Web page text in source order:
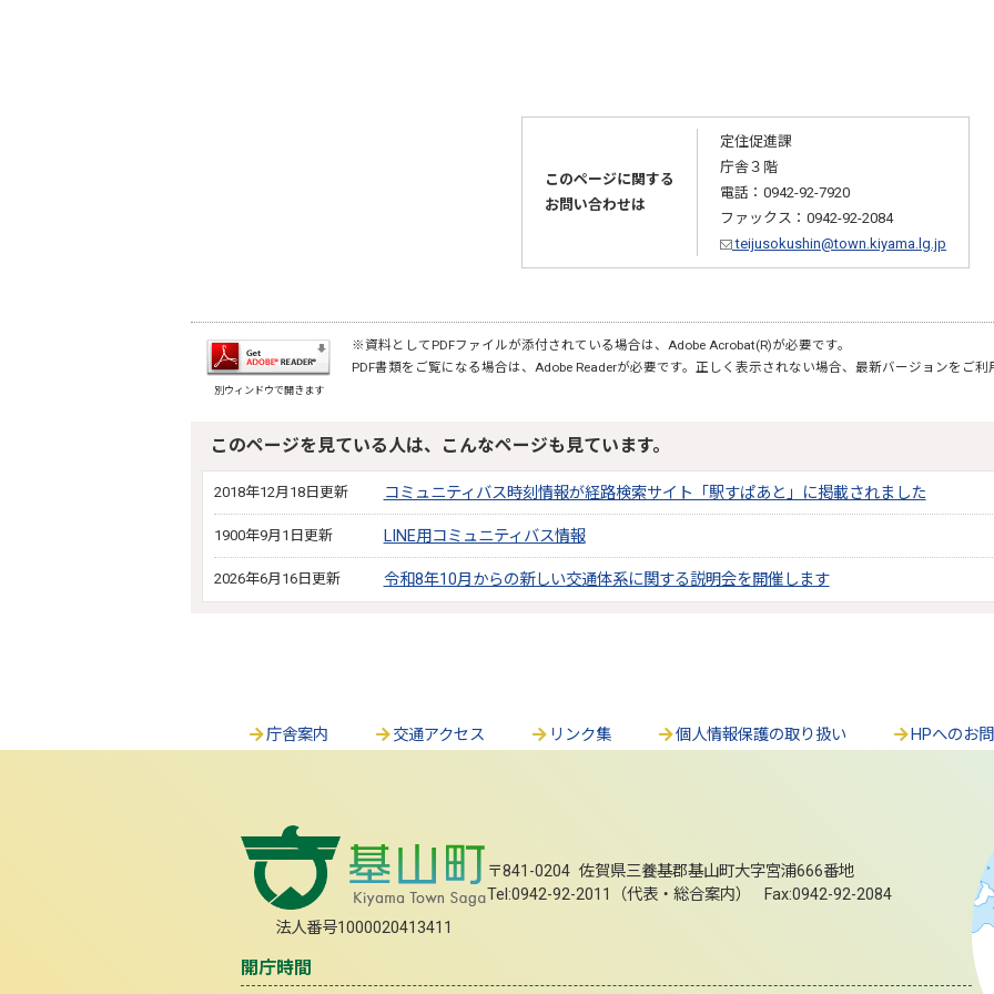
このページに関する
お問い合わせは
定住促進課
庁舎３階
電話：0942-92-7920
ファックス：0942-92-2084
teijusokushin@town.kiyama.lg.jp
別ウィンドウで開きます
※資料としてPDFファイルが添付されている場合は、Adobe Acrobat(R)が必要です。
PDF書類をご覧になる場合は、Adobe Readerが必要です。正しく表示されない場合、最新バージョンをご利
このページを見ている人は、こんなページも見ています。
2018年12月18日更新 コミュニティバス時刻情報が経路検索サイト「駅すぱあと」に掲載されました
1900年9月1日更新 LINE用コミュニティバス情報
2026年6月16日更新 令和8年10月からの新しい交通体系に関する説明会を開催します
庁舎案内 交通アクセス リンク集 個人情報保護の取り扱い HPへのお
法人番号1000020413411
〒841-0204 佐賀県三養基郡基山町大字宮浦666番地
Tel:0942-92-2011（代表・総合案内） Fax:0942-92-2084
開庁時間